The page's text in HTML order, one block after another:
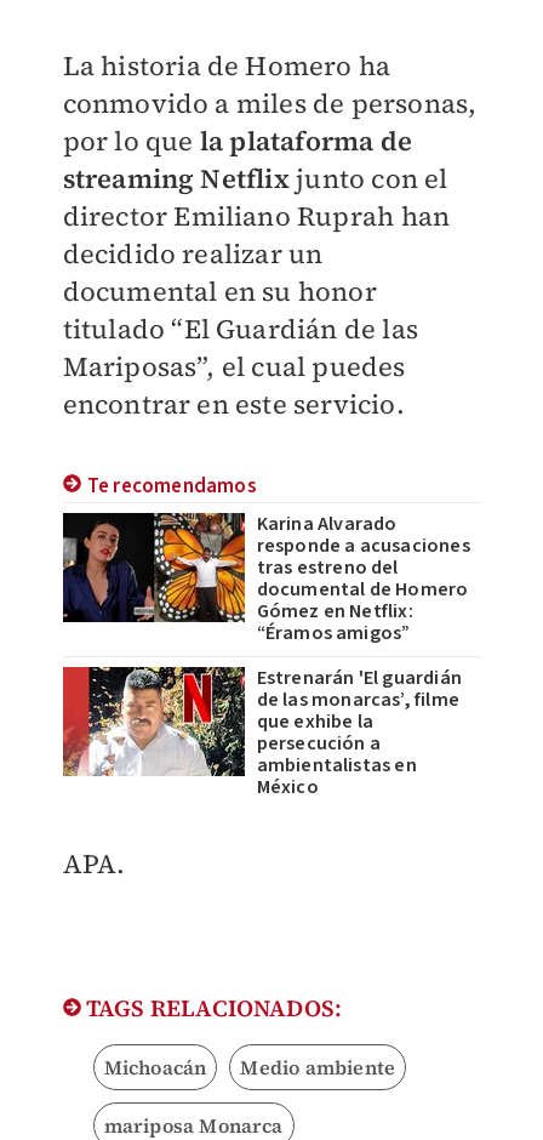
La historia de Homero ha
conmovido a miles de personas,
por lo que la plataforma de
streaming Netflixjunto con el
director Emiliano Ruprah han
decidido realizar un
documental en su honor
titulado “El Guardián de las
Mariposas”, el cual puedes
encontrar en este servicio.
Te recomendamos
Karina Alvarado
responde a acusaciones
tras estreno del
documental de Homero
Gómez en Netflix:
“Éramos amigos”
Estrenarán 'El guardián
de las monarcas’, filme
que exhibe la
persecución a
ambientalistas en
México
APA.
TAGS RELACIONADOS:
Michoacán Medio ambiente
mariposa Monarca